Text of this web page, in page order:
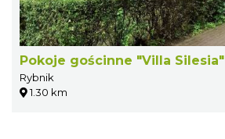
Pokoje gościnne "Villa Silesia"
Rybnik
1.30 km